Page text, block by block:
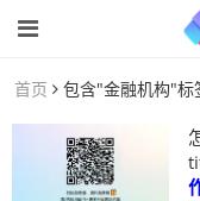
首页 包含"金融机构"标